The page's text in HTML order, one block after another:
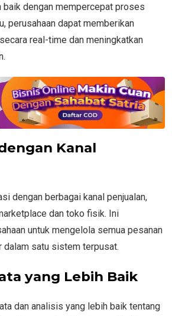
baik dengan mempercepat proses
perusahaan dapat memberikan
real-time dan meningkatkan
Kanal
dengan berbagai kanal penjualan,
dan toko fisik. Ini
untuk mengelola semua pesanan
dalam satu sistem terpusat.
yang Lebih Baik
dan analisis yang lebih baik tentang